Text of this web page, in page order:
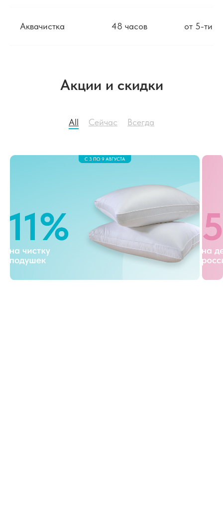
Аквачистка 48 часов от 5-ти
Акции и скидки
All Cейчас Всегда